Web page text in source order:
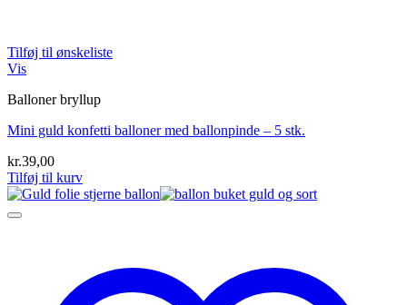
Tilføj til ønskeliste
Vis
Balloner bryllup
Mini guld konfetti balloner med ballonpinde – 5 stk.
kr.39,00
Tilføj til kurv